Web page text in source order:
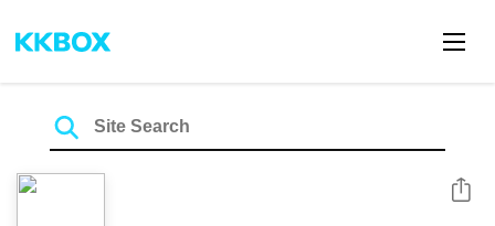
Share